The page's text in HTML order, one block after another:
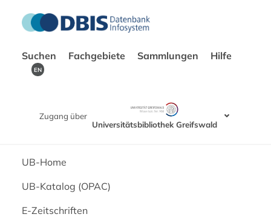
Suchen Fachgebiete Sammlungen Hilfe
EN
Zugang über
Universitätsbibliothek Greifswald
UB-Home
UB-Katalog (OPAC)
E-Zeitschriften